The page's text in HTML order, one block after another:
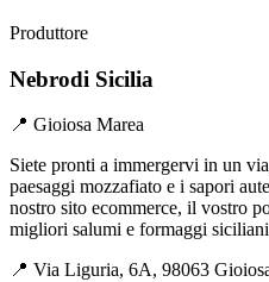
Produttore
Nebrodi Sicilia
📍 Gioiosa Marea
Siete pronti a immergervi in un
paesaggi mozzafiato e i sapori
nostro sito ecommerce, il vostro
migliori salumi e formaggi
📍 Via Liguria, 6A, 98063